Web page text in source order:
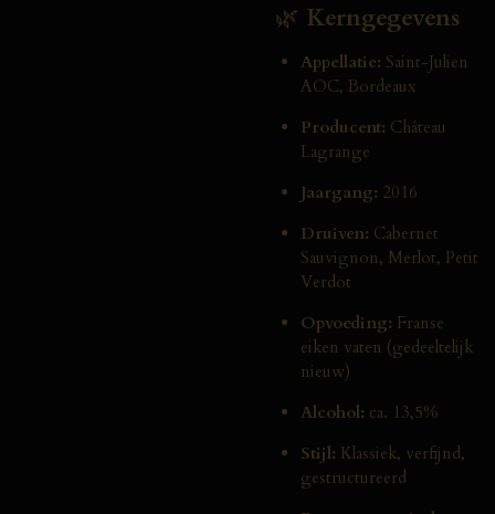
🌿 Kerngegevens
Appellatie: Saint-Julien
AOC, Bordeaux
Producent: Château
Lagrange
Jaargang: 2016
Druiven: Cabernet
Sauvignon, Merlot, Petit
Verdot
Opvoeding: Franse
eiken vaten (gedeeltelijk
nieuw)
Alcohol: ca. 13,5%
Stijl: Klassiek, verfijnd,
gestructureerd